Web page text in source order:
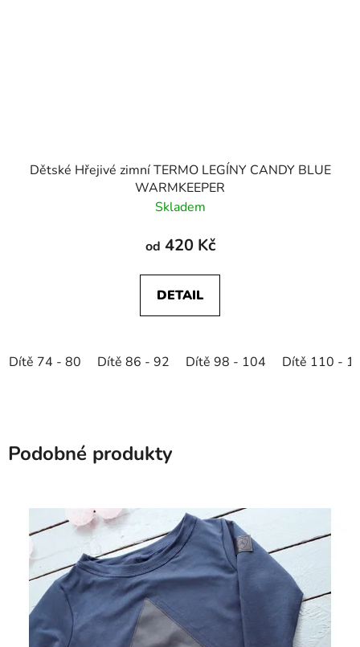
Dětské Hřejivé zimní TERMO LEGÍNY CANDY BLUE
WARMKEEPER
Skladem
od 420 Kč
DETAIL
Dítě 74 - 80 Dítě 86 - 92 Dítě 98 - 104 Dítě 110 -
Podobné produkty